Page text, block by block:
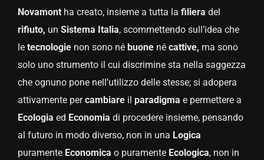
Novamontha creato, insieme a tutta la filiera del
rifiuto, un Sistema Italia, scommettendo sull’idea che
le tecnologienon sono né buonené cattive, ma sono
solo uno strumento il cui discrimine sta nella saggezza
che ognuno pone nell’utilizzo delle stesse; si adopera
attivamente percambiareil paradigma e permettere a
Ecologia ed Economia di procedere insieme, pensando
al futuro in modo diverso, non in una Logica
puramente Economica o puramente Ecologica, non in